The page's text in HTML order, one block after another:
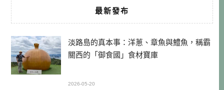
最新發布
淡路島的真本事：洋蔥、章魚與鱧魚，稱霸
關西的「御食國」食材寶庫
2026-05-20